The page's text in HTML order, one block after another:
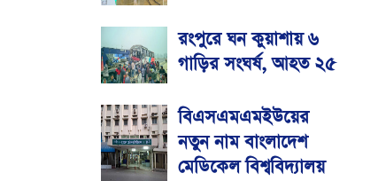
রংপুরে ঘন কুয়াশায় ৬
গাড়ির সংঘর্ষ, আহত ২৫
বিএসএমএমইউয়ের
নতুন নাম বাংলাদেশ
মেডিকেল বিশ্ববিদ্যালয়